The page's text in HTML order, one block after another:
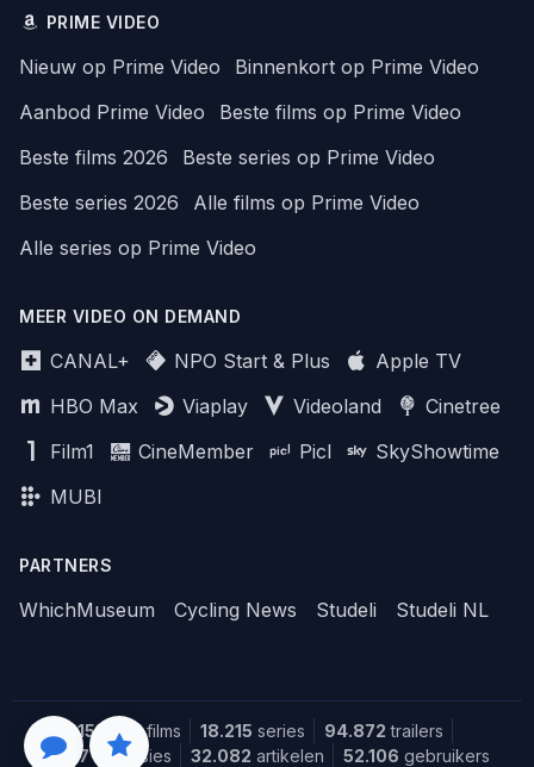
PRIME VIDEO
Nieuw op Prime Video
Binnenkort op Prime Video
Aanbod Prime Video
Beste films op Prime Video
Beste films 2026
Beste series op Prime Video
Beste series 2026
Alle films op Prime Video
Alle series op Prime Video
MEER VIDEO ON DEMAND
CANAL+ NPO Start & Plus
Apple TV
HBO Max
Viaplay Videoland
Cinetree
Film1
CineMember Picl
SkyShowtime
MUBI
PARTNERS
WhichMuseum Cycling News Studeli Studeli NL
151.643films 18.215 series 94.872 trailers
1.387recensies 32.082 artikelen 52.106 gebruikers